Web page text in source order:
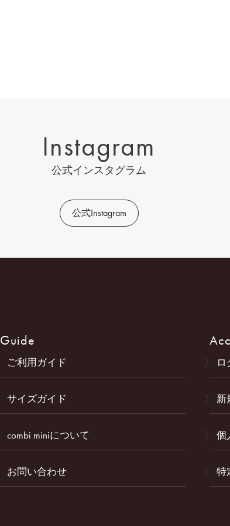
Instagram
公式インスタグラム
公式Instagram
Guide
ご利用ガイド
サイズガイド
combi miniについて
お問い合わせ
ロ
新
個
特